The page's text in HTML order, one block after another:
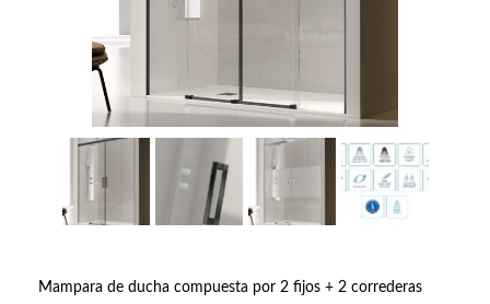
Mampara de ducha compuesta por 2 fijos + 2 correderas